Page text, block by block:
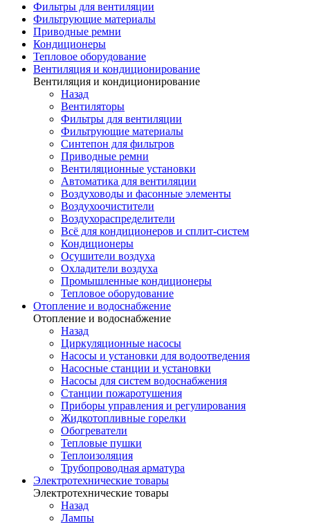
Фильтры для вентиляции
Фильтрующие материалы
Приводные ремни
Кондиционеры
Тепловое оборудование
Вентиляция и кондиционирование
Вентиляция и кондиционирование
Назад
Вентиляторы
Фильтры для вентиляции
Фильтрующие материалы
Синтепон для фильтров
Приводные ремни
Вентиляционные установки
Автоматика для вентиляции
Воздуховоды и фасонные элементы
Воздухоочистители
Воздухораспределители
Всё для кондиционеров и сплит-систем
Кондиционеры
Осушители воздуха
Охладители воздуха
Промышленные кондиционеры
Тепловое оборудование
Отопление и водоснабжение
Отопление и водоснабжение
Назад
Циркуляционные насосы
Насосы и установки для водоотведения
Насосные станции и установки
Насосы для систем водоснабжения
Станции пожаротушения
Приборы управления и регулирования
Жидкотопливные горелки
Обогреватели
Тепловые пушки
Теплоизоляция
Трубопроводная арматура
Электротехнические товары
Электротехнические товары
Назад
Лампы